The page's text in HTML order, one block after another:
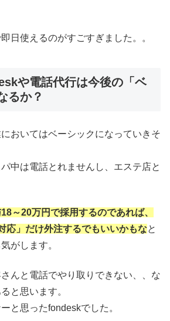
日使えるのがすごすぎました。。
や電話代行は今後の「ベ
るか？
おいてはベーシックになっていきそ
中は電話とれませんし、エステ店と
～20万円で採用するのであれば、
応」だけ外注するでもいいかもなと
がします。
んと電話でやり取りできない、、な
と思います。
と思ったfondeskでした。